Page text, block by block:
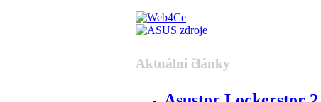
Aktuální články